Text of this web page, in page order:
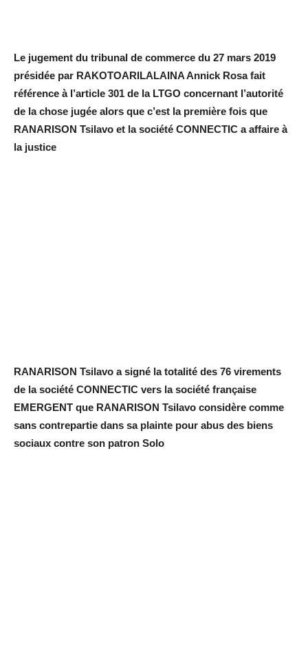
Le jugement du tribunal de commerce du 27 mars 2019
présidée par RAKOTOARILALAINA Annick Rosa fait
référence à l’article 301 de la LTGO concernant l’autorité
de la chose jugée alors que c’est la première fois que
RANARISON Tsilavo et la société CONNECTIC a affaire à
la justice
RANARISON Tsilavo a signé la totalité des 76 virements
de la société CONNECTIC vers la société française
EMERGENT que RANARISON Tsilavo considère comme
sans contrepartie dans sa plainte pour abus des biens
sociaux contre son patron Solo